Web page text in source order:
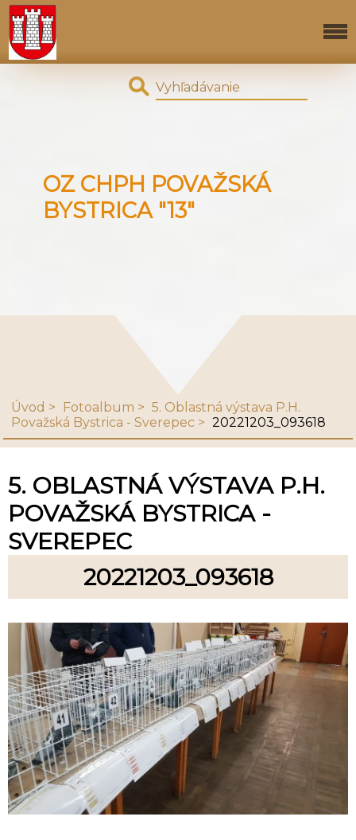
OZ CHPH POVAŽSKÁ
BYSTRICA "13"
Úvod Fotoalbum
5. Oblastná výstava P.H.
Považská Bystrica - Sverepec
20221203_093618
5. OBLASTNÁ VÝSTAVA P.H.
POVAŽSKÁ BYSTRICA -
SVEREPEC
20221203_093618